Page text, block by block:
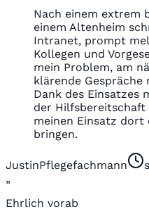
Nach einem extrem
einem Altenheim
Intranet, prompt
Kollegen und
mein Problem, am
klärende
Dank des Einsatzes
der
meinen Einsatz dort
bringen.
JustinPflegefachmann
„
Ehrlich vorab